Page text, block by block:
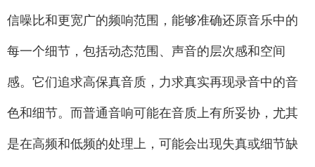
信噪比和更宽广的频响范围，能够准确还原音乐中的
每一个细节，包括动态范围、声音的层次感和空间
感。它们追求高保真音质，力求真实再现录音中的音
色和细节。而普通音响可能在音质上有所妥协，尤其
是在高频和低频的处理上，可能会出现失真或细节缺